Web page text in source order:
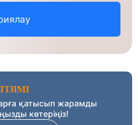
қатысып жарамды
көтеріңіз!